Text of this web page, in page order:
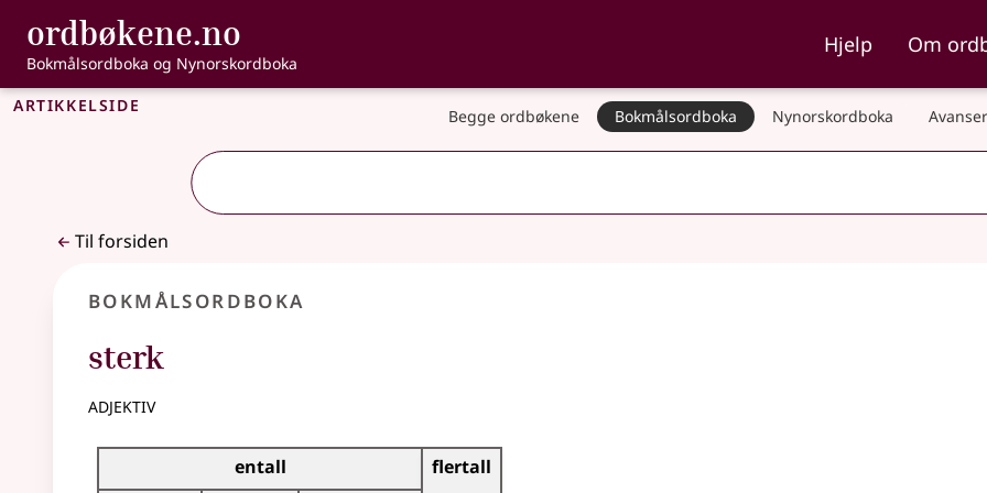
Gå til hovedinnhold
Tilgjengelighet
ordbøkene.no , Bokmålsordboka og Nynorskordboka
Bokmålsordboka og Nynorskordboka
Hjelp Om
Artikkelside Begge ordbøkene Bokmålsordboka Nynorskordboka
Til forsiden
Bokmålsordboka
sterk
adjektiv
Bøyingstabell for dette adjektivet
entall
flertall